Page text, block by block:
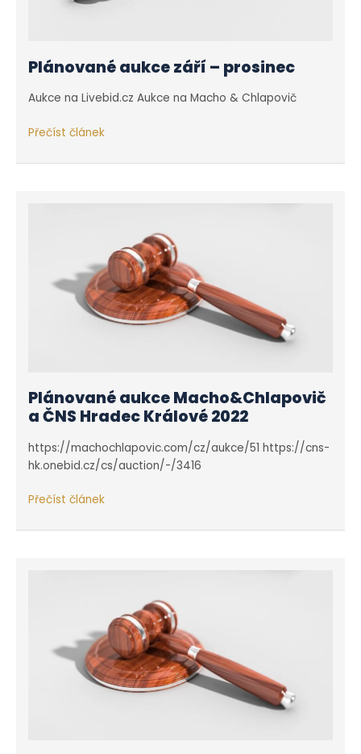
Plánované aukce září – prosinec
Aukce na Livebid.cz Aukce na Macho & Chlapovič
Plánované
září
Přečíst článek
Plánované aukce Macho&Chlapovič
a ČNS Hradec Králové 2022
https://machochlapovic.com/cz/aukce/51 https://cns-
hk.onebid.cz/cs/auction/-/3416
Plánované
Macho&Chlapovič
Přečíst článek